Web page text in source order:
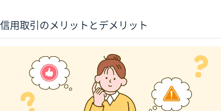
信用取引のメリットとデメリット